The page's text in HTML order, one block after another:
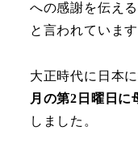
への感謝を伝え
と言われています
大正時代に日本
月の第2日曜日に
しました。